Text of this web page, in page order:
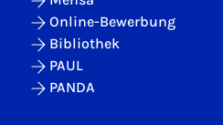
Online-Bewerbung
Bibliothek
PAUL
PANDA